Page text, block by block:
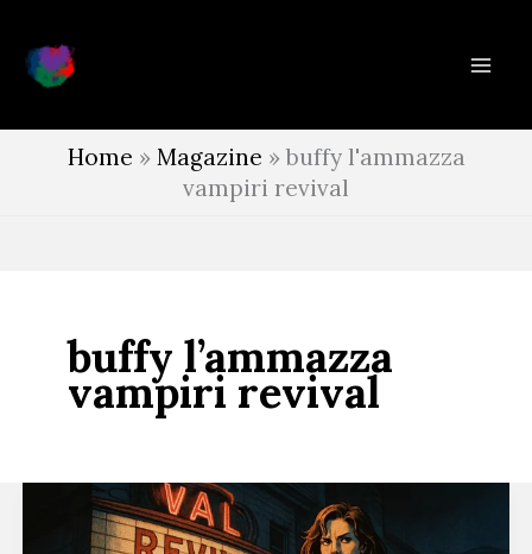
contenuto
Home » Magazine » buffy l'ammazza
vampiri revival
buffy l’ammazza
vampiri revival